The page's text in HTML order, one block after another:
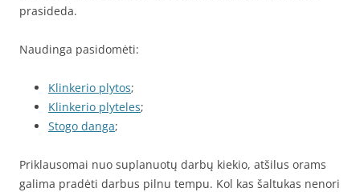
prasideda.
Naudinga pasidomėti:
Klinkerio plytos;
Klinkerio plyteles;
Stogo danga;
Priklausomai nuo suplanuotų darbų kiekio, atšilus orams
galima pradėti darbus pilnu tempu. Kol kas šaltukas nenori